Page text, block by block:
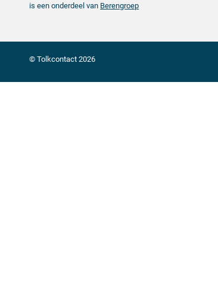
is een onderdeel van Berengroep
©Tolkcontact 2026